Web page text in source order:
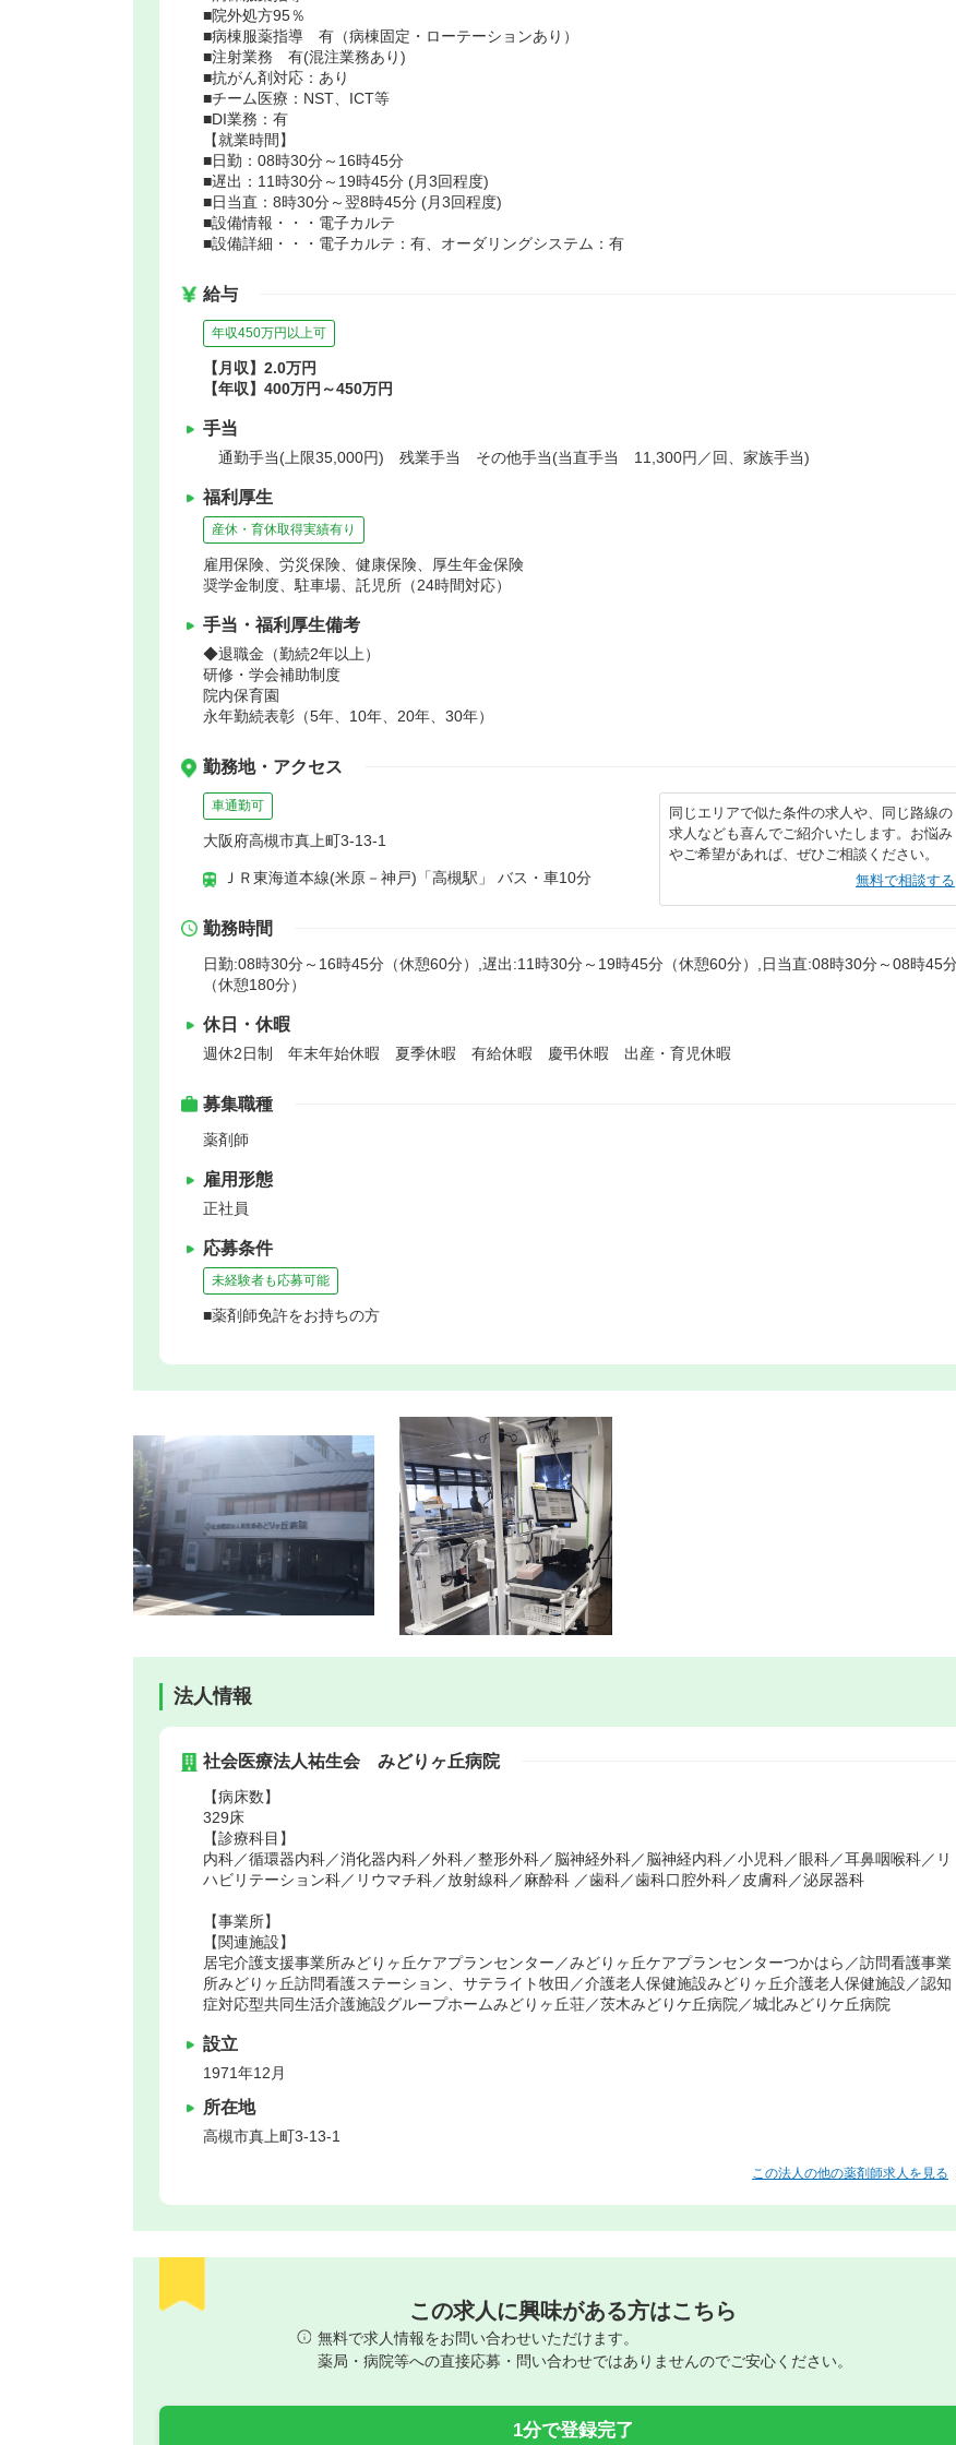
■院外処方95％
■病棟服薬指導 有（病棟固定・ローテーションあり）
■注射業務 有(混注業務あり)
■抗がん剤対応：あり
■チーム医療：NST、ICT等
■DI業務：有
【就業時間】
■日勤：08時30分～16時45分
■遅出：11時30分～19時45分 (月3回程度)
■日当直：8時30分～翌8時45分 (月3回程度)
■設備情報・・・電子カルテ
■設備詳細・・・電子カルテ：有、オーダリングシステム：有
給与
年収450万円以上可
【月収】2.0万円
【年収】400万円～450万円
手当
通勤手当(上限35,000円) 残業手当 その他手当(当直手当 11,300円／回、家族手当)
福利厚生
産休・育休取得実績有り
雇用保険、労災保険、健康保険、厚生年金保険
奨学金制度、駐車場、託児所（24時間対応）
手当・福利厚生備考
◆退職金（勤続2年以上）
研修・学会補助制度
院内保育園
永年勤続表彰（5年、10年、20年、30年）
勤務地・アクセス
車通勤可
大阪府高槻市真上町3-13-1
ＪＲ東海道本線(米原－神戸)「高槻駅」 バス・車10分
同じエリアで似た条件の求人や、同じ路線の
求人なども喜んでご紹介いたします。お悩み
やご希望があれば、ぜひご相談ください。
無料で相談する
勤務時間
日勤:08時30分～16時45分（休憩60分）,遅出:11時30分～19時45分（休憩60分）,日当直:08時30分～08時45
（休憩180分）
休日・休暇
週休2日制 年末年始休暇 夏季休暇 有給休暇 慶弔休暇 出産・育児休暇
募集職種
薬剤師
雇用形態
正社員
応募条件
未経験者も応募可能
■薬剤師免許をお持ちの方
法人情報
社会医療法人祐生会 みどりヶ丘病院
【病床数】
329床
【診療科目】
内科／循環器内科／消化器内科／外科／整形外科／脳神経外科／脳神経内科／小児科／眼科／耳鼻咽喉科／リ
ハビリテーション科／リウマチ科／放射線科／麻酔科 ／歯科／歯科口腔外科／皮膚科／泌尿器科
【事業所】
【関連施設】
居宅介護支援事業所みどりヶ丘ケアプランセンター／みどりヶ丘ケアプランセンターつかはら／訪問看護事業
所みどりヶ丘訪問看護ステーション、サテライト牧田／介護老人保健施設みどりヶ丘介護老人保健施設／認知
症対応型共同生活介護施設グループホームみどりヶ丘荘／茨木みどりケ丘病院／城北みどりケ丘病院
設立
1971年12月
所在地
高槻市真上町3-13-1
この法人の他の薬剤師求人を見る
この求人に興味がある方はこちら
無料で求人情報をお問い合わせいただけます。
薬局・病院等への直接応募・問い合わせではありませんのでご安心ください。
1分で登録完了